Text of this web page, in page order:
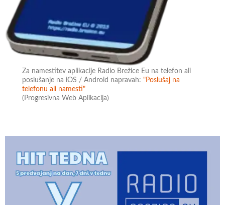
Za namestitev aplikacije Radio Brežice Eu na telefon ali
poslušanje na iOS / Android napravah:"Poslušaj na
telefonu ali namesti"
(Progresivna Web Aplikacija)